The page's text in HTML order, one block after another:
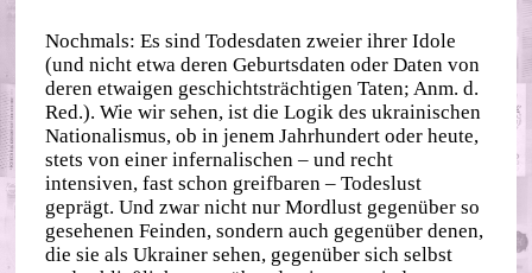
Nochmals: Es sind Todesdaten zweier ihrer Idole
(und nicht etwa deren Geburtsdaten oder Daten von
deren etwaigen geschichtsträchtigen Taten; Anm. d.
Red.). Wie wir sehen, ist die Logik des ukrainischen
Nationalismus, ob in jenem Jahrhundert oder heute,
stets von einer infernalischen – und recht
intensiven, fast schon greifbaren – Todeslust
geprägt. Und zwar nicht nur Mordlust gegenüber so
gesehenen Feinden, sondern auch gegenüber denen,
die sie als Ukrainer sehen, gegenüber sich selbst